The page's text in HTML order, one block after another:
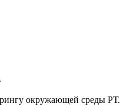
окружающей среды РТ.